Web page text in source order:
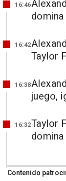
16:46
16:42
Taylor
16:38
juego,
16:32Taylor
Contenido